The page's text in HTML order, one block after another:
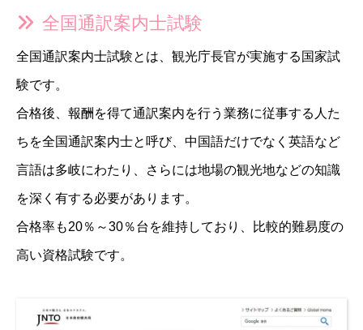
全国通訳案内士試験
全国通訳案内士試験とは、観光庁長官が実施する国家試
験です。
合格後、報酬を得て通訳案内を行う業務に従事する人た
ちを全国通訳案内士と呼び、中国語だけでなく英語など
言語は多岐にわたり、さらには地場の観光地などの知識
を深く有する必要があります。
合格率も20％～30％台を維持しており、比較的難易度の
高い資格試験です。